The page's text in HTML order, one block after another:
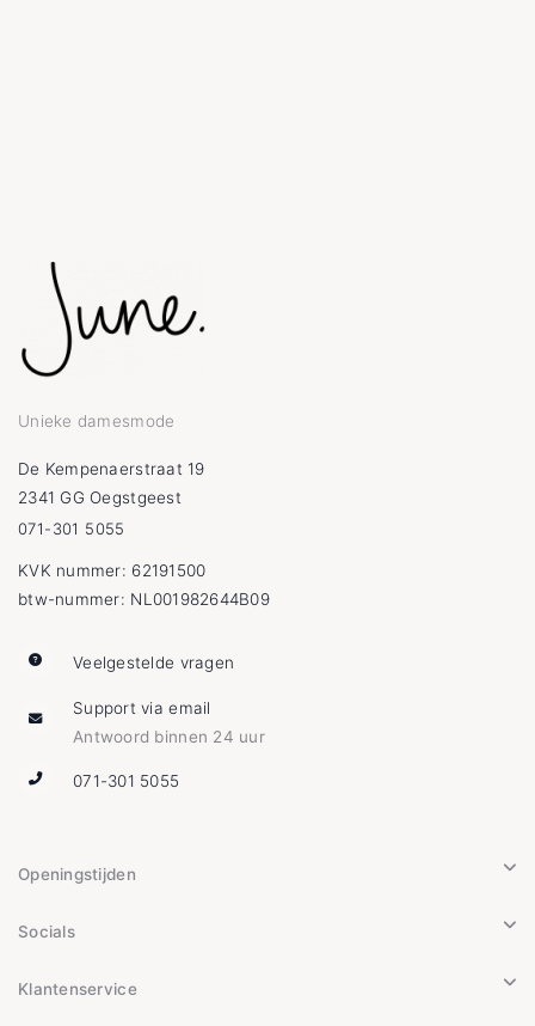
Unieke damesmode
De Kempenaerstraat 19
2341 GG Oegstgeest
071-301 5055
KVK nummer: 62191500
btw-nummer: NL001982644B09
Veelgestelde vragen
Support via email
Antwoord binnen 24 uur
071-301 5055
Openingstijden
Socials
Klantenservice